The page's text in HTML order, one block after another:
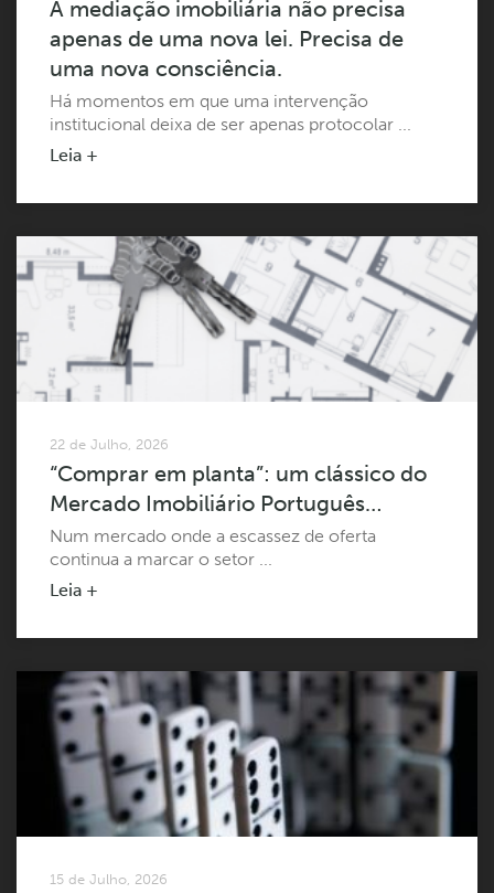
A mediação imobiliária não precisa
apenas de uma nova lei. Precisa de
uma nova consciência.
Há momentos em que uma intervenção
institucional deixa de ser apenas protocolar ...
Leia +
22 de Julho, 2026
“Comprar em planta”: um clássico do
Mercado Imobiliário Português…
Num mercado onde a escassez de oferta
continua a marcar o setor ...
Leia +
15 de Julho, 2026